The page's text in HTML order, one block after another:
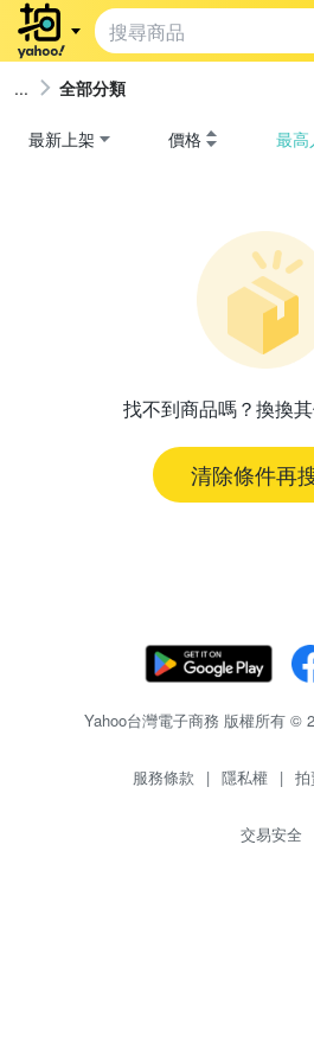
全部分類
最新上架 價格 最高
找不到商品嗎？換換其
清除條件再
Yahoo台灣電子商務 版權所有 ©
服務條款 | 隱私權 |
交易安全